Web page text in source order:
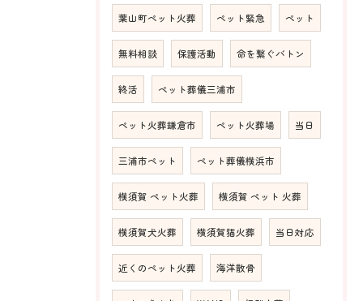
葉山町ペット火葬 ペット緊急 ペット
無料相談 保護活動 命を繋ぐバトン
終活 ペット葬儀三浦市
ペット火葬鎌倉市 ペット火葬場 当日
三浦市ペット ペット葬儀横浜市
横須賀 ペット火葬 横須賀 ペット 火葬
横須賀犬火葬 横須賀猫火葬 当日対応
近くのペット火葬 海洋散骨